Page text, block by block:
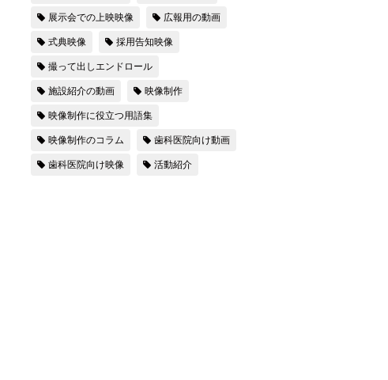
展示会での上映映像 広報用の動画
式典映像 採用告知映像
撮って出しエンドロール
施設紹介の動画 映像制作
映像制作に役立つ用語集
映像制作のコラム 歯科医院向け動画
歯科医院向け映像 活動紹介